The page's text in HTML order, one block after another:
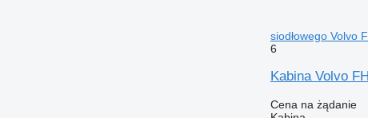
siodłowego Volvo
6
Kabina Volvo
Cena na żądanie